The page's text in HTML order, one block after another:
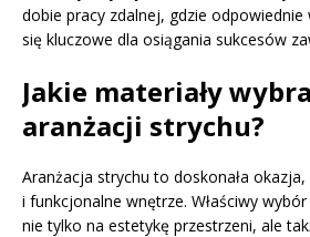
dobie pracy zdalnej, gdzie
się kluczowe dla osiągania sukcesów
Jakie materiały
aranżacji strychu?
Aranżacja strychu to doskonała
i funkcjonalne wnętrze. Właściwy wybór
nie tylko na estetykę przestrzeni, ale